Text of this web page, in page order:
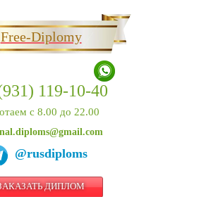
Free-Diplomy
119-10-40
с 8.00 до 22.00
@rusdiploms
ДИПЛОМ